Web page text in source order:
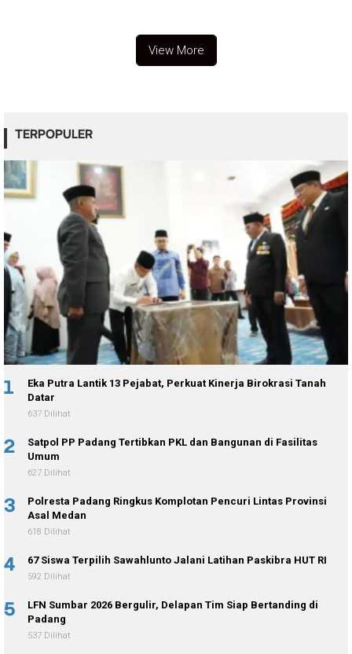
View More
TERPOPULER
1
Eka Putra Lantik 13 Pejabat, Perkuat Kinerja Birokrasi Tanah
Datar
637 Dilihat
2
Satpol PP Padang Tertibkan PKL dan Bangunan di Fasilitas
Umum
627 Dilihat
3
Polresta Padang Ringkus Komplotan Pencuri Lintas Provinsi
Asal Medan
618 Dilihat
4 67 Siswa Terpilih Sawahlunto Jalani Latihan Paskibra HUT RI
592 Dilihat
5
LFN Sumbar 2026 Bergulir, Delapan Tim Siap Bertanding di
Padang
537 Dilihat